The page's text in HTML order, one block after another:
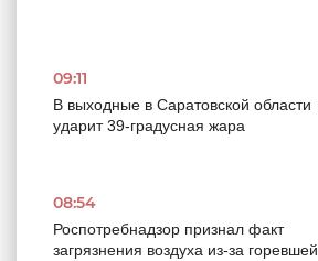
09:11
В выходные в Саратовской области
ударит 39-градусная жара
08:54
Роспотребнадзор признал факт
загрязнения воздуха из-за горевшей